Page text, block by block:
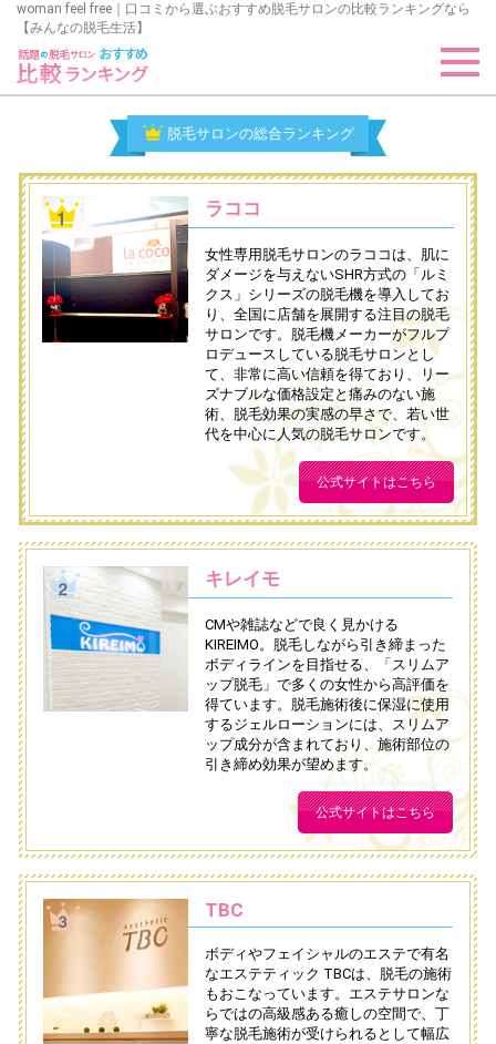
woman feel free｜口コミから選ぶおすすめ脱毛サロンの比較ランキングなら
【みんなの脱毛生活】
脱毛サロンの総合ランキング
ラココ
女性専用脱毛サロンのラココは、肌に
ダメージを与えないSHR方式の「ルミ
クス」シリーズの脱毛機を導入してお
り、全国に店舗を展開する注目の脱毛
サロンです。脱毛機メーカーがフルプ
ロデュースしている脱毛サロンとし
て、非常に高い信頼を得ており、リー
ズナブルな価格設定と痛みのない施
術、脱毛効果の実感の早さで、若い世
代を中心に人気の脱毛サロンです。
公式サイトはこちら
キレイモ
CMや雑誌などで良く見かける
KIREIMO。脱毛しながら引き締まった
ボディラインを目指せる、「スリムア
ップ脱毛」で多くの女性から高評価を
得ています。脱毛施術後に保湿に使用
するジェルローションには、スリムア
ップ成分が含まれており、施術部位の
引き締め効果が望めます。
公式サイトはこちら
TBC
ボディやフェイシャルのエステで有名
なエステティック TBCは、脱毛の施術
もおこなっています。エステサロンな
らではの高級感ある癒しの空間で、丁
寧な脱毛施術が受けられるとして幅広